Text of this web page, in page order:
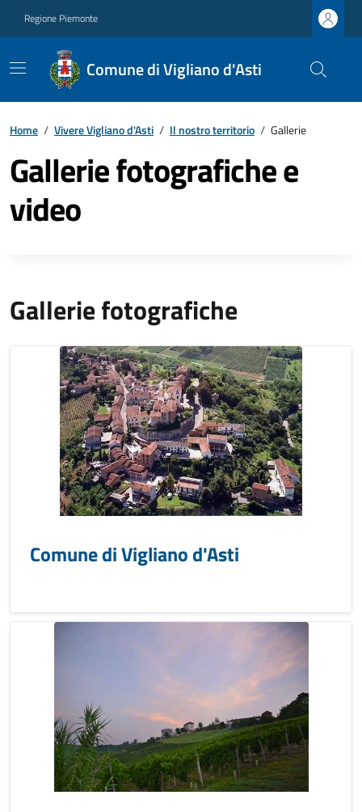
Regione Piemonte
Comune di Vigliano d'Asti
Home / Vivere Vigliano d'Asti / Il nostro territorio / Gallerie
Gallerie fotografiche e
video
Gallerie fotografiche
Comune di Vigliano d'Asti